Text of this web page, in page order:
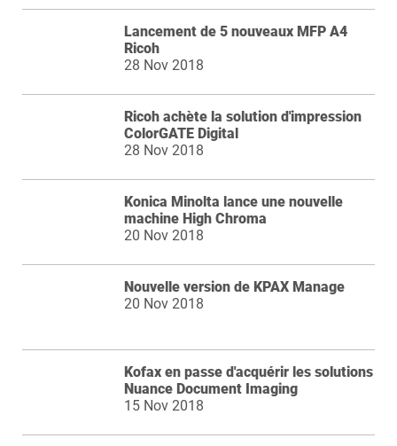
Lancement de 5 nouveaux MFP A4
Ricoh
28 Nov 2018
Ricoh achète la solution d'impression
ColorGATE Digital
28 Nov 2018
Konica Minolta lance une nouvelle
machine High Chroma
20 Nov 2018
Nouvelle version de KPAX Manage
20 Nov 2018
Kofax en passe d'acquérir les solutions
Nuance Document Imaging
15 Nov 2018